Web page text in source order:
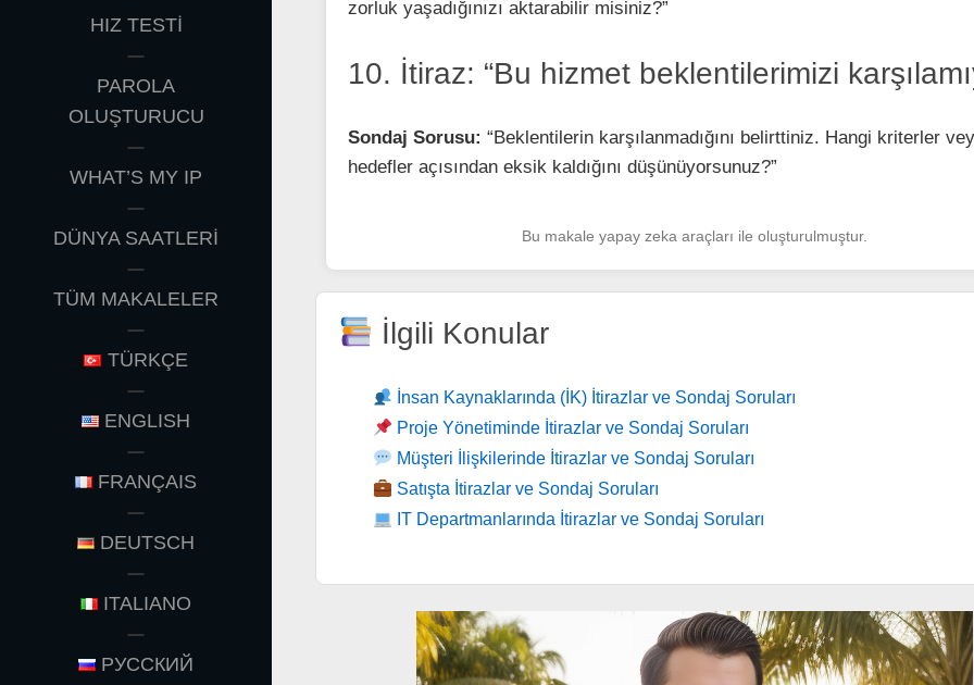
HIZ TESTİ
PAROLA
OLUŞTURUCU
WHAT’S MY IP
DÜNYA SAATLERİ
TÜM MAKALELER
TÜRKÇE
ENGLISH
FRANÇAIS
DEUTSCH
ITALIANO
РУССКИЙ
zorluk yaşadığınızı aktarabilir misiniz?”
10. İtiraz: “Bu hizmet beklentilerimizi
Sondaj Sorusu: “Beklentilerin karşılanmadığını belirttiniz. Hangi kriterler
hedefler açısından eksik kaldığını düşünüyorsunuz?”
Bu makale yapay zeka araçları ile oluşturulmuştur.
İlgili Konular
İnsan Kaynaklarında (İK) İtirazlar ve Sondaj Soruları
Proje Yönetiminde İtirazlar ve Sondaj Soruları
Müşteri İlişkilerinde İtirazlar ve Sondaj Soruları
Satışta İtirazlar ve Sondaj Soruları
IT Departmanlarında İtirazlar ve Sondaj Soruları